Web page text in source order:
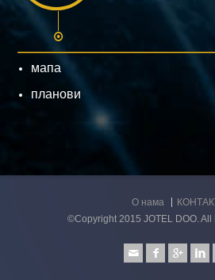
мапа
планови
О нама
©Copyright 2015 JOTEL DOO.